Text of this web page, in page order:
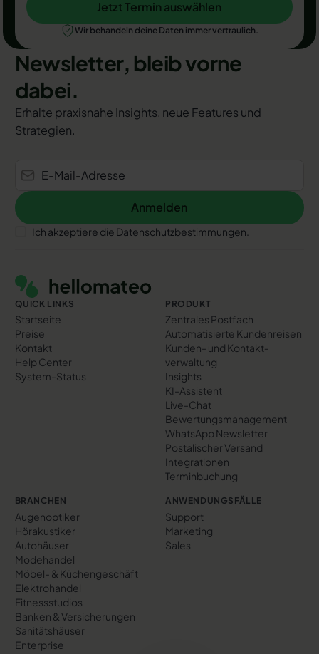
Jetzt Termin auswählen
Jetzt Termin auswählen
Wir behandeln deine Daten immer vertraulich.
Newsletter, bleib vorne
dabei.
Erhalte praxisnahe Insights, neue Features und
Strategien.
Anmelden
Anmelden
Ich akzeptiere die Datenschutzbestimmungen.
QUICK LINKS
Startseite
Preise
Kontakt
Help Center
System-Status
PRODUKT
Zentrales Postfach
Automatisierte Kundenreisen
Kunden- und Kontakt­
verwaltung
Insights
KI-Assistent
Live-Chat
Bewertungs­management
WhatsApp Newsletter
Postalischer Versand
Integrationen
Terminbuchung
BRANCHEN
Augenoptiker
Hörakustiker
Autohäuser
Modehandel
Möbel- & Küchengeschäft
Elektrohandel
Fitnessstudios
Banken & Versicherungen
Sanitätshäuser
Enterprise
ANWENDUNGSFÄLLE
Support
Marketing
Sales